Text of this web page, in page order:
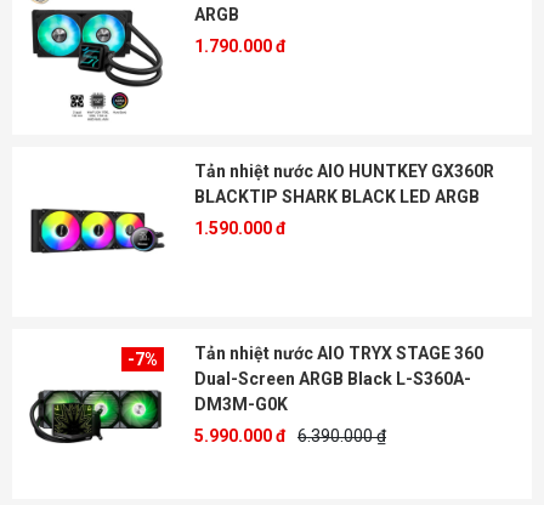
ARGB
1.790.000 đ
Tản nhiệt nước AIO HUNTKEY GX360R
BLACKTIP SHARK BLACK LED ARGB
1.590.000 đ
-7%
Tản nhiệt nước AIO TRYX STAGE 360
Dual-Screen ARGB Black L-S360A-
DM3M-G0K
5.990.000 đ 6.390.000 ₫